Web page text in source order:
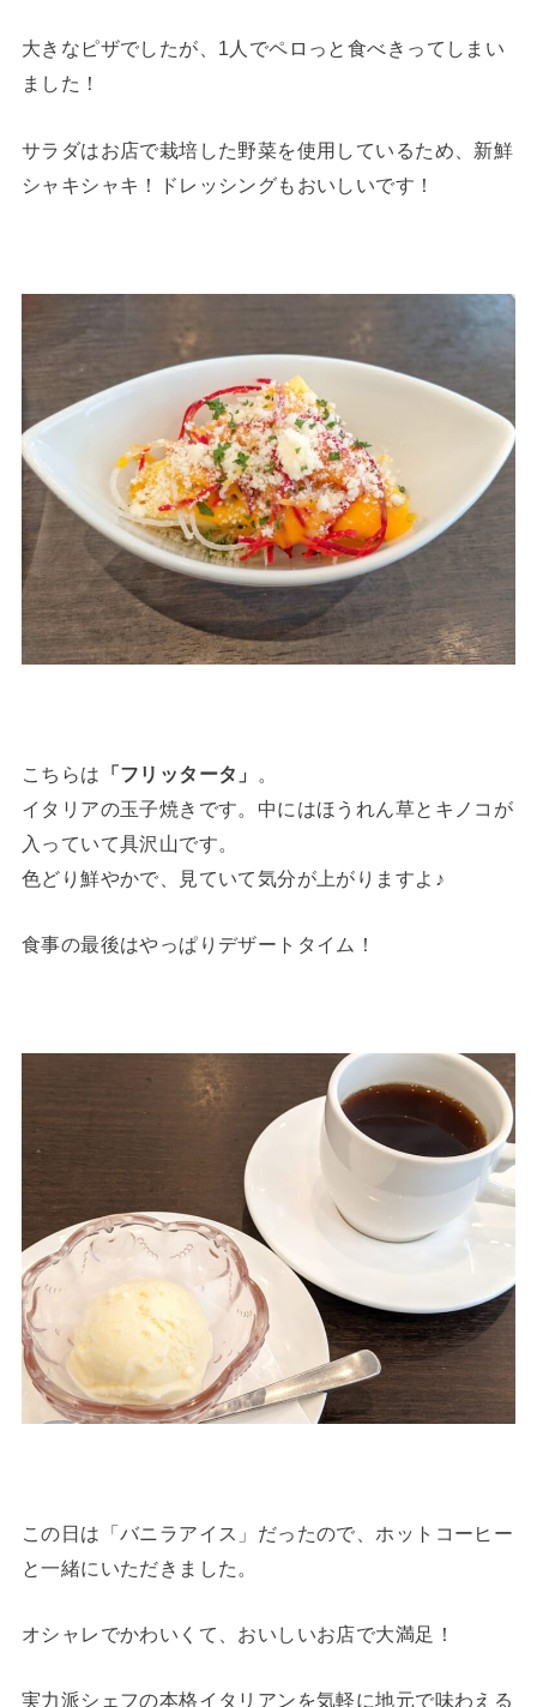
大きなピザでしたが、1人でペロっと食べきってしまい
ました！
サラダはお店で栽培した野菜を使用しているため、新鮮
シャキシャキ！ドレッシングもおいしいです！
こちらは 「フリッタータ」
イタリアの玉子焼きです。中にはほうれん草とキノコが
入っていて具沢山です。
色どり鮮やかで、見ていて気分が上がりますよ♪
食事の最後はやっぱりデザートタイム！
この日は「バニラアイス」だったので、ホットコーヒー
と一緒にいただきました。
オシャレでかわいくて、おいしいお店で大満足！
実力派シェフの本格イタリアンを気軽に地元で味わえる